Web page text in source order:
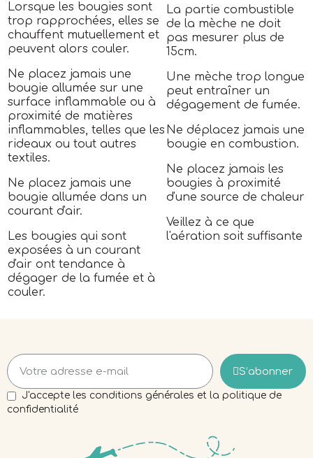
Lorsque les bougies sont
trop rapprochées, elles se
chauffent mutuellement et
peuvent alors couler.
Ne placez jamais une
bougie allumée sur une
surface inflammable ou à
proximité de matières
inflammables, telles que les
rideaux ou tout autres
textiles.
Ne placez jamais une
bougie allumée dans un
courant d'air.
Les bougies qui sont
exposées à un courant
d'air ont tendance à
dégager de la fumée et à
couler.
La partie combustible
de la mèche ne doit
pas mesurer plus de
15cm.
Une mèche trop longue
peut entraîner un
dégagement de fumée.
Ne déplacez jamais une
bougie en combustion.
Ne placez jamais les
bougies à proximité
d'une source de chaleur
Veillez à ce que
l'aération soit suffisante
S’abonner
J'accepte les conditions générales et la politique de
confidentialité